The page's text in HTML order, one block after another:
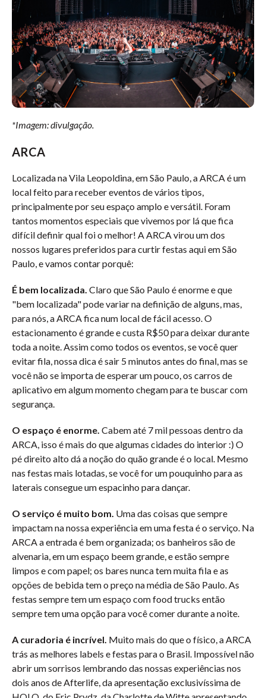
*Imagem: divulgação.
ARCA
Localizada na Vila Leopoldina, em São Paulo, a ARCA é um
local feito para receber eventos de vários tipos,
principalmente por seu espaço amplo e versátil. Foram
tantos momentos especiais que vivemos por lá que fica
difícil definir qual foi o melhor! A ARCA virou um dos
nossos lugares preferidos para curtir festas aqui em São
Paulo, e vamos contar porquê:
É bem localizada. Claro que São Paulo é enorme e que
"bem localizada" pode variar na definição de alguns, mas,
para nós, a ARCA fica num local de fácil acesso. O
estacionamento é grande e custa R$50 para deixar durante
toda a noite. Assim como todos os eventos, se você quer
evitar fila, nossa dica é sair 5 minutos antes do final, mas se
você não se importa de esperar um pouco, os carros de
aplicativo em algum momento chegam para te buscar com
segurança.
O espaço é enorme. Cabem até 7 mil pessoas dentro da
ARCA, isso é mais do que algumas cidades do interior :) O
pé direito alto dá a noção do quão grande é o local. Mesmo
nas festas mais lotadas, se você for um pouquinho para as
laterais consegue um espacinho para dançar.
O serviço é muito bom. Uma das coisas que sempre
impactam na nossa experiência em uma festa é o serviço. Na
ARCA a entrada é bem organizada; os banheiros são de
alvenaria, em um espaço beem grande, e estão sempre
limpos e com papel; os bares nunca tem muita fila e as
opções de bebida tem o preço na média de São Paulo. As
festas sempre tem um espaço com food trucks então
sempre tem uma opção para você comer durante a noite.
A curadoria é incrível. Muito mais do que o físico, a ARCA
trás as melhores labels e festas para o Brasil. Impossível não
abrir um sorrisos lembrando das nossas experiências nos
dois anos de Afterlife, da apresentação exclusivíssima de